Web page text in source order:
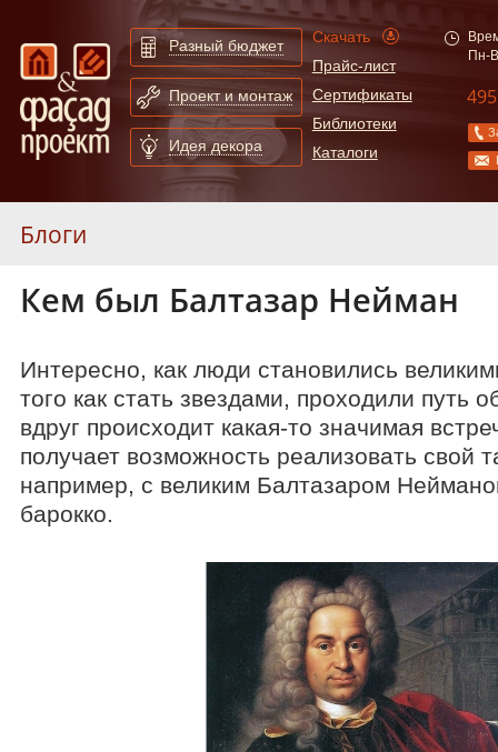
Разный бюджет
Проект и монтаж
Идея декора
Скачать
Прайс-лист
Сертификаты
Библиотеки
Каталоги
Пн-
Блоги
Вопросы
Характеристики материалов
Инструкции по монтажу
Все каталоги и прайс-листы "Фасад проект"
Кем был Балтазар Нейман
Интересно, как люди становились
того как стать звездами, проходили путь
вдруг происходит какая-то значимая
получает возможность реализовать свой
например, с великим Балтазаром
барокко.